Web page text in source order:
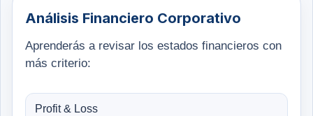
Análisis Financiero Corporativo
Aprenderás a revisar los estados financieros con
más criterio:
Profit & Loss